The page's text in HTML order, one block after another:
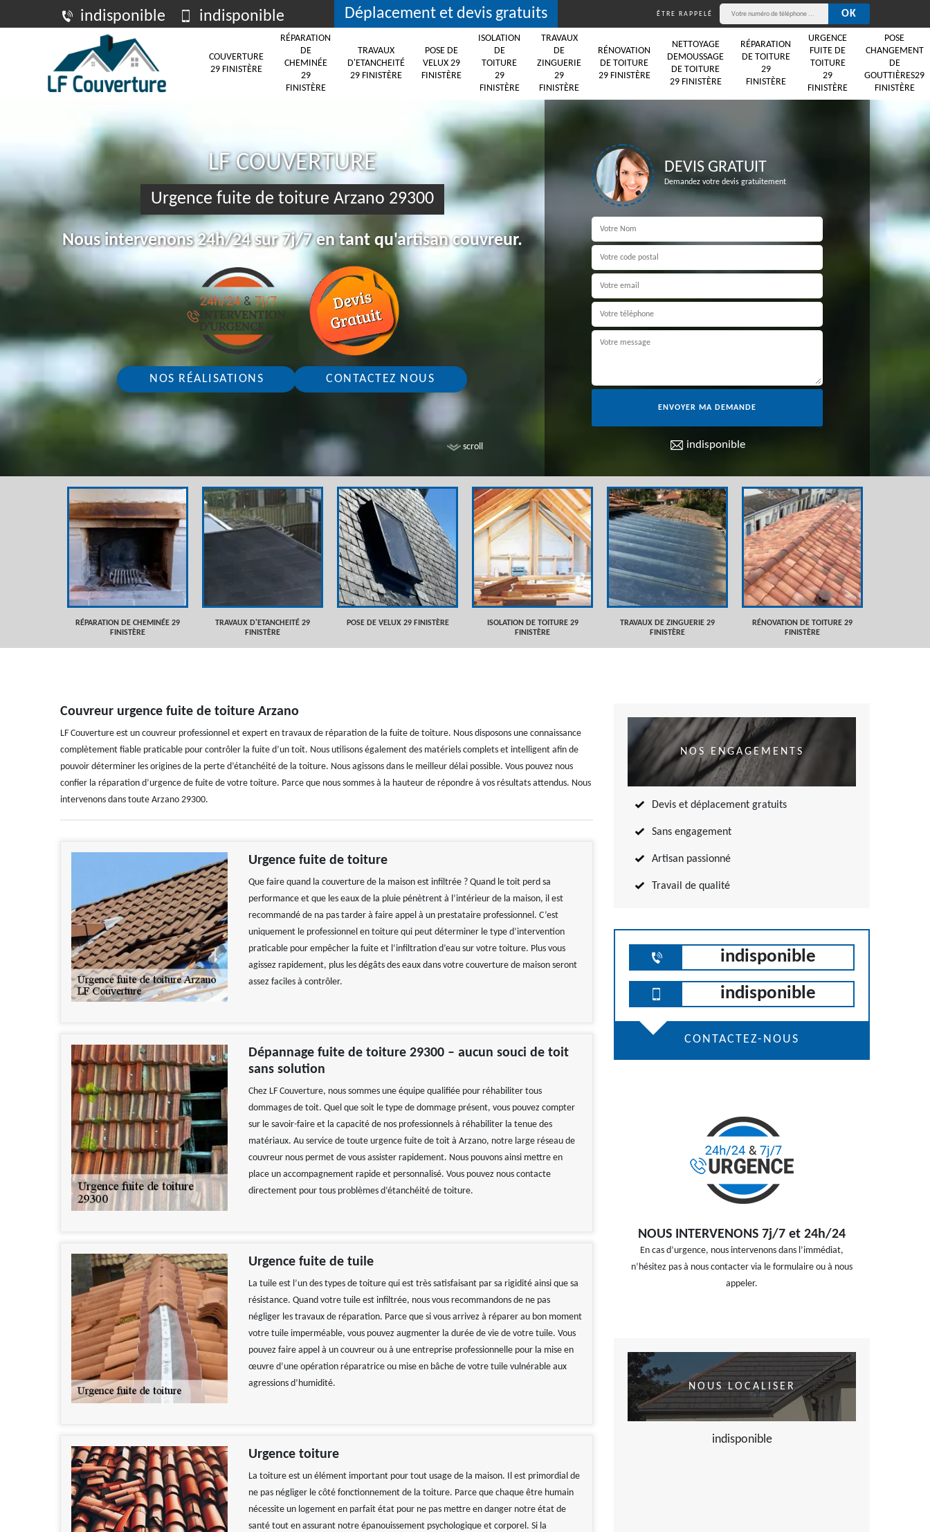
indisponible indisponible Déplacement et devis gratuits ÊTRE RAPPELÉ
COUVERTURE
29 FINISTÈRE
RÉPARATION
DE
CHEMINÉE
29
FINISTÈRE
TRAVAUX
D'ETANCHEITÉ
29 FINISTÈRE
POSE DE
VELUX 29
FINISTÈRE
ISOLATION
DE
TOITURE
29
FINISTÈRE
TRAVAUX
DE
ZINGUERIE
29
FINISTÈRE
RÉNOVATION
DE TOITURE
29 FINISTÈRE
NETTOYAGE
DEMOUSSAGE
DE TOITURE
29 FINISTÈRE
RÉPARATION
DE TOITURE
29
FINISTÈRE
URGENCE
FUITE DE
TOITURE
29
FINISTÈRE
POSE
CHANGEMENT
DE
GOUTTIÈRES29
FINISTÈRE
scroll
LF COUVERTURE
Urgence fuite de toiture Arzano 29300
Nous intervenons 24h/24 sur 7j/7 en tant qu'artisan couvreur.
NOS RÉALISATIONS CONTACTEZ NOUS
DEVIS GRATUIT
Demandez votre devis gratuitement
indisponible
RÉPARATION DE CHEMINÉE 29
FINISTÈRE
TRAVAUX D'ETANCHEITÉ 29
FINISTÈRE
POSE DE VELUX 29 FINISTÈRE
ISOLATION DE TOITURE 29
FINISTÈRE
TRAVAUX DE ZINGUERIE 29
FINISTÈRE
RÉNOVATION DE TOITURE 29
FINISTÈRE
Couvreur urgence fuite de toiture Arzano
LF Couverture est un couvreur professionnel et expert en travaux de réparation de la fuite de toiture. Nous disposons une connaissance
complètement fiable praticable pour contrôler la fuite d’un toit. Nous utilisons également des matériels complets et intelligent afin de
pouvoir déterminer les origines de la perte d’étanchéité de la toiture. Nous agissons dans le meilleur délai possible. Vous pouvez nous
confier la réparation d’urgence de fuite de votre toiture. Parce que nous sommes à la hauteur de répondre à vos résultats attendus. Nous
intervenons dans toute Arzano 29300.
Urgence fuite de toiture
Que faire quand la couverture de la maison est infiltrée ? Quand le toit perd sa
performance et que les eaux de la pluie pénètrent à l’intérieur de la maison, il est
recommandé de na pas tarder à faire appel à un prestataire professionnel. C’est
uniquement le professionnel en toiture qui peut déterminer le type d’intervention
praticable pour empêcher la fuite et l’infiltration d’eau sur votre toiture. Plus vous
agissez rapidement, plus les dégâts des eaux dans votre couverture de maison seront
assez faciles à contrôler.
Dépannage fuite de toiture 29300 – aucun souci de toit
sans solution
Chez LF Couverture, nous sommes une équipe qualifiée pour réhabiliter tous
dommages de toit. Quel que soit le type de dommage présent, vous pouvez compter
sur le savoir-faire et la capacité de nos professionnels à réhabiliter la tenue des
matériaux. Au service de toute urgence fuite de toit à Arzano, notre large réseau de
couvreur nous permet de vous assister rapidement. Nous pouvons ainsi mettre en
place un accompagnement rapide et personnalisé. Vous pouvez nous contacte
directement pour tous problèmes d’étanchéité de toiture.
Urgence fuite de tuile
La tuile est l’un des types de toiture qui est très satisfaisant par sa rigidité ainsi que sa
résistance. Quand votre tuile est infiltrée, nous vous recommandons de ne pas
négliger les travaux de réparation. Parce que si vous arrivez à réparer au bon moment
votre tuile imperméable, vous pouvez augmenter la durée de vie de votre tuile. Vous
pouvez faire appel à un couvreur ou à une entreprise professionnelle pour la mise en
œuvre d’une opération réparatrice ou mise en bâche de votre tuile vulnérable aux
agressions d’humidité.
Urgence toiture
La toiture est un élément important pour tout usage de la maison. Il est primordial de
ne pas négliger le côté fonctionnement de la toiture. Parce que chaque être humain
nécessite un logement en parfait état pour ne pas mettre en danger notre état de
santé tout en assurant notre épanouissement psychologique et corporel. Si la
NOS ENGAGEMENTS
Devis et déplacement gratuits
Sans engagement
Artisan passionné
Travail de qualité
indisponible
indisponible
CONTACTEZ-NOUS
NOUS INTERVENONS 7j/7 et 24h/24
En cas d’urgence, nous intervenons dans l’immédiat,
n’hésitez pas à nous contacter via le formulaire ou à nous
appeler.
NOUS LOCALISER
indisponible